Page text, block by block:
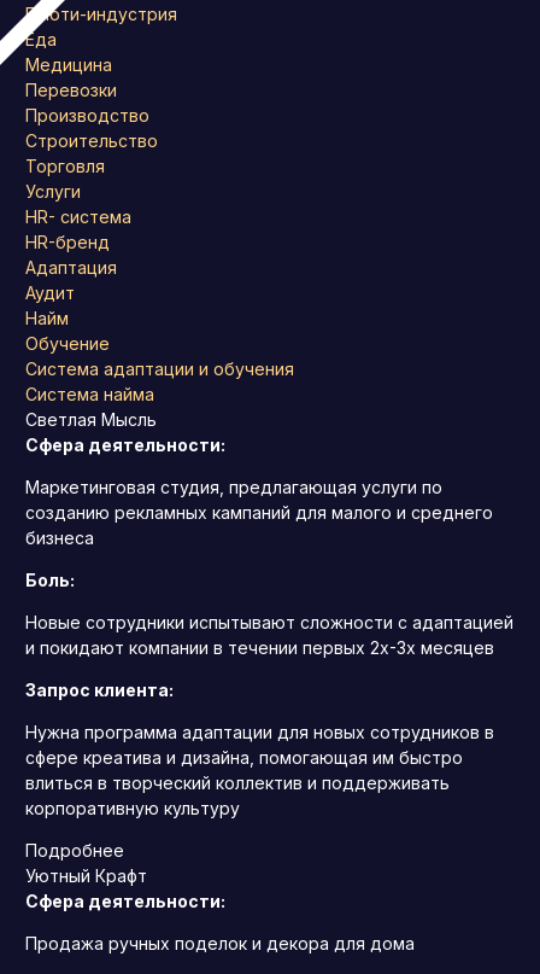
Бьюти-индустрия
Еда
Медицина
Перевозки
Производство
Строительство
Торговля
Услуги
HR- система
HR-бренд
Адаптация
Аудит
Найм
Обучение
Система адаптации и обучения
Система найма
Светлая Мысль
Сфера деятельности:
Маркетинговая студия, предлагающая услуги по
созданию рекламных кампаний для малого и среднего
бизнеса
Боль:
Новые сотрудники испытывают сложности с адаптацией
и покидают компании в течении первых 2х-3х месяцев
Запрос клиента:
Нужна программа адаптации для новых сотрудников в
сфере креатива и дизайна, помогающая им быстро
влиться в творческий коллектив и поддерживать
корпоративную культуру
Подробнее
Уютный Крафт
Сфера деятельности:
Продажа ручных поделок и декора для дома